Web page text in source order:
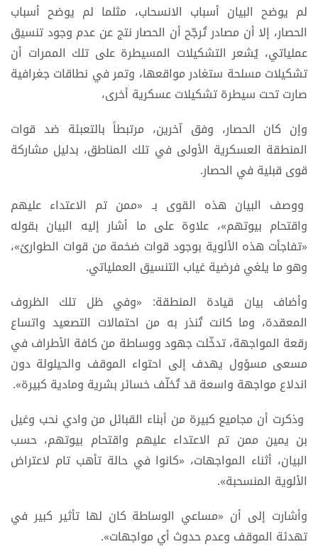
لم يوضح البيان أسباب الانسحاب، مثلما لم يوضح أسباب
الحصار، إلا أن مصادر تُرجّح أن الحصار نتج عن عدم وجود تنسيق
عملياتي، يُشعر التشكيلات المسيطرة على تلك الممرات أن
تشكيلات مسلحة ستغادر مواقعها، وتمر في نطاقات جغرافية
صارت تحت سيطرة تشكيلات عسكرية أخرى،
وإن كان الحصار، وفق آخرين، مرتبطاً بالتعبئة ضد قوات
المنطقة العسكرية الأولى في تلك المناطق، بدليل مشاركة
قوى قبلية في الحصار.
ووصف البيان هذه القوى بـ «ممن تم الاعتداء عليهم
واقتحام بيوتهم»، علاوة على ما أشار إليه البيان بقوله
«تفاجأت هذه الألوية بوجود قوات ضخمة من قوات الطوارئ»،
وهو ما يلغي فرضية غياب التنسيق العملياتي.
وأضاف بيان قيادة المنطقة: «وفي ظل تلك الظروف
المعقدة، وما كانت تُنذر به من احتمالات التصعيد واتساع
رقعة المواجهة، تدخّلت جهود ووساطة من كافة الأطراف في
مسعى مسؤول يهدف إلى احتواء الموقف والحيلولة دون
اندلاع مواجهة واسعة قد تُخلّف خسائر بشرية ومادية كبيرة».
وذكرت أن مجاميع كبيرة من أبناء القبائل من وادي نحب وغيل
بن يمين ممن تم الاعتداء عليهم واقتحام بيوتهم، حسب
البيان، أثناء المواجهات، «كانوا في حالة تأهب تام لاعتراض
الألوية المنسحبة».
وأشارت إلى أن «مساعي الوساطة كان لها تأثير كبير في
تهدئة الموقف وعدم حدوث أي مواجهات».